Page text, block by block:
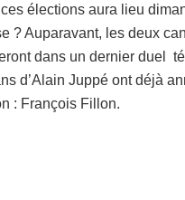
élections aura lieu
? Auparavant, les deux
dans un dernier duel
d’Alain Juppé ont déjà
: François Fillon.